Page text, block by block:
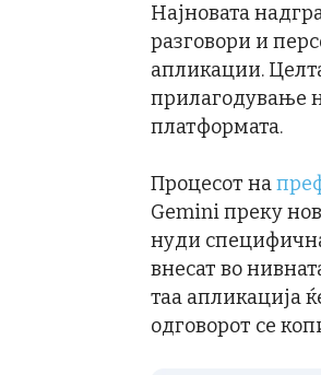
Најновата
разговори и
апликации.
прилагодување
платформата.
Процесот на
Gemini преку
нуди
внесат во
таа апликација
одговорот се